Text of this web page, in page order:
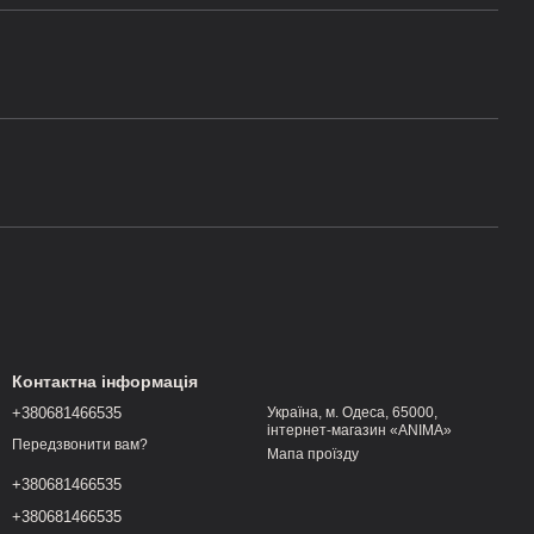
Контактна інформація
+380681466535
Передзвонити вам?
+380681466535
+380681466535
Україна, м. Одеса, 65000,
інтернет-магазин «ANIMA»
Мапа проїзду